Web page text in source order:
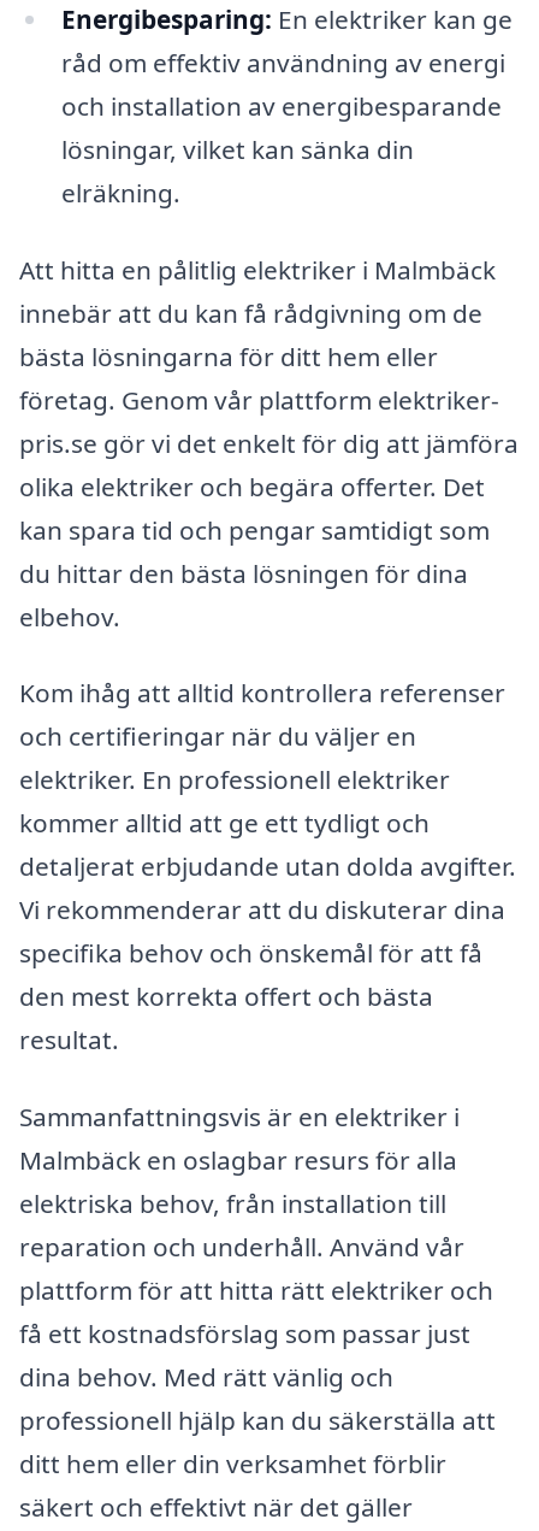
Energibesparing: En elektriker kan ge
råd om effektiv användning av energi
och installation av energibesparande
lösningar, vilket kan sänka din
elräkning.
Att hitta en pålitlig elektriker i Malmbäck
innebär att du kan få rådgivning om de
bästa lösningarna för ditt hem eller
företag. Genom vår plattform elektriker-
pris.se gör vi det enkelt för dig att jämföra
olika elektriker och begära offerter. Det
kan spara tid och pengar samtidigt som
du hittar den bästa lösningen för dina
elbehov.
Kom ihåg att alltid kontrollera referenser
och certifieringar när du väljer en
elektriker. En professionell elektriker
kommer alltid att ge ett tydligt och
detaljerat erbjudande utan dolda avgifter.
Vi rekommenderar att du diskuterar dina
specifika behov och önskemål för att få
den mest korrekta offert och bästa
resultat.
Sammanfattningsvis är en elektriker i
Malmbäck en oslagbar resurs för alla
elektriska behov, från installation till
reparation och underhåll. Använd vår
plattform för att hitta rätt elektriker och
få ett kostnadsförslag som passar just
dina behov. Med rätt vänlig och
professionell hjälp kan du säkerställa att
ditt hem eller din verksamhet förblir
säkert och effektivt när det gäller